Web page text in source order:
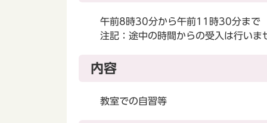
午前8時30分から午前11時30分まで
注記：途中の時間からの受入は行いま
内容
教室での自習等